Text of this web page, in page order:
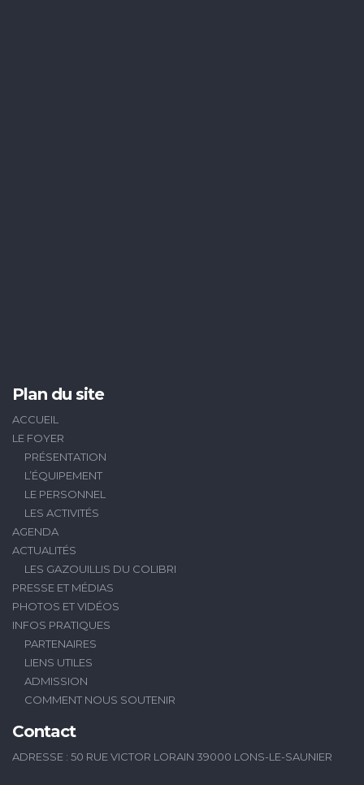
Plan du site
ACCUEIL
LE FOYER
PRÉSENTATION
L’ÉQUIPEMENT
LE PERSONNEL
LES ACTIVITÉS
AGENDA
ACTUALITÉS
LES GAZOUILLIS DU COLIBRI
PRESSE ET MÉDIAS
PHOTOS ET VIDÉOS
INFOS PRATIQUES
PARTENAIRES
LIENS UTILES
ADMISSION
COMMENT NOUS SOUTENIR
Contact
ADRESSE : 50 RUE VICTOR LORAIN 39000 LONS-LE-SAUNIER